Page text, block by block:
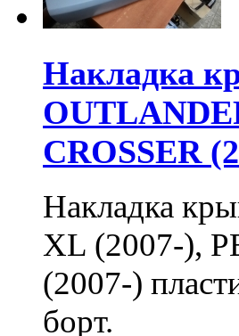
Накладка
CROSSER
Накладка
XL (2007-),
(2007-)
борт.